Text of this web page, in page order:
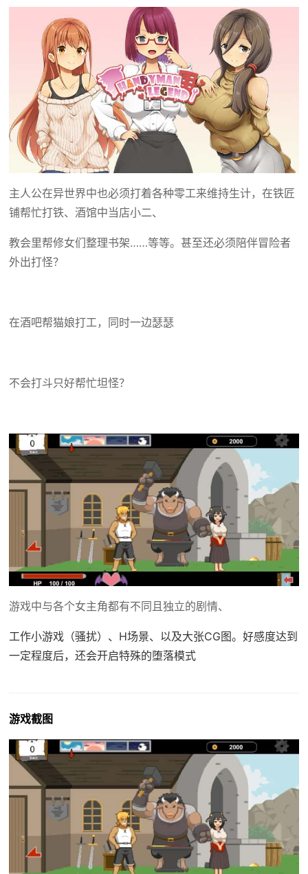
主人公在异世界中也必须打着各种零工来维持生计，在铁匠
铺帮忙打铁、酒馆中当店小二、
教会里帮修女们整理书架……等等。甚至还必须陪伴冒险者
外出打怪？
在酒吧帮猫娘打工，同时一边瑟瑟
不会打斗只好帮忙坦怪？
游戏中与各个女主角都有不同且独立的剧情、
工作小游戏（骚扰）、H场景、以及大张CG图。好感度达到
一定程度后，还会开启特殊的堕落模式
游戏截图